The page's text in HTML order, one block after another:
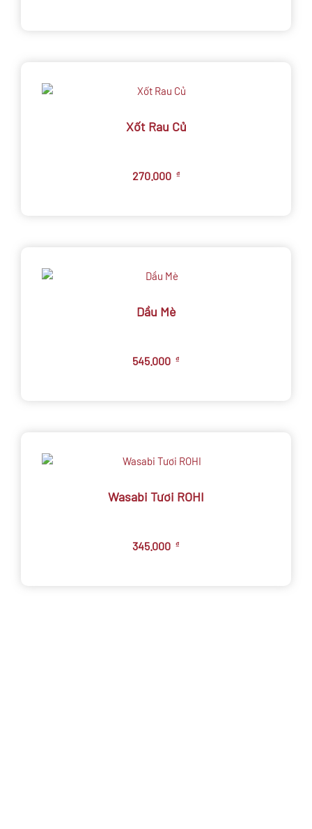
Xốt Rau Củ
270.000 ₫
Dầu Mè
545.000 ₫
Wasabi Tươi ROHI
345.000 ₫